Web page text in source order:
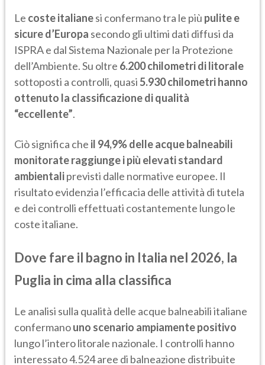
Le coste italianesi confermano tra le più pulite e
sicure d’Europa secondo gli ultimi dati diffusi da
ISPRA e dal Sistema Nazionale per la Protezione
dell’Ambiente. Su oltre 6.200 chilometri di litorale
sottoposti a controlli, quasi5.930 chilometri hanno
ottenuto la classificazione di qualità
“eccellente”.
Ciò significa che il 94,9% delle acque balneabili
monitorate raggiunge i più elevati standard
ambientaliprevisti dalle normative europee. Il
risultato evidenzia l’efficacia delle attività di tutela
e dei controlli effettuati costantemente lungo le
coste italiane.
Dove fare il bagno in Italia nel 2026, la
Puglia in cima alla classifica
Le analisi sulla qualità delle acque balneabili italiane
confermanouno scenario ampiamente positivo
lungo l’intero litorale nazionale. I controlli hanno
interessato 4.524 aree di balneazione distribuite